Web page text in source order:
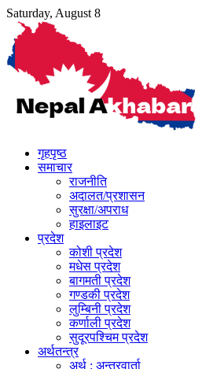
Skip
content
Saturday, August 8
गृहपृष्ठ
समाचार
राजनीति
अदालत/प्रशासन
सुरक्षा/अपराध
हाइलाइट
प्रदेश
कोशी प्रदेश
मधेस प्रदेश
बागमती प्रदेश
गण्डकी प्रदेश
लुम्बिनी प्रदेश
कर्णाली प्रदेश
सुदूरपश्चिम प्रदेश
अर्थतन्त्र
अर्थ : अन्तरवार्ता